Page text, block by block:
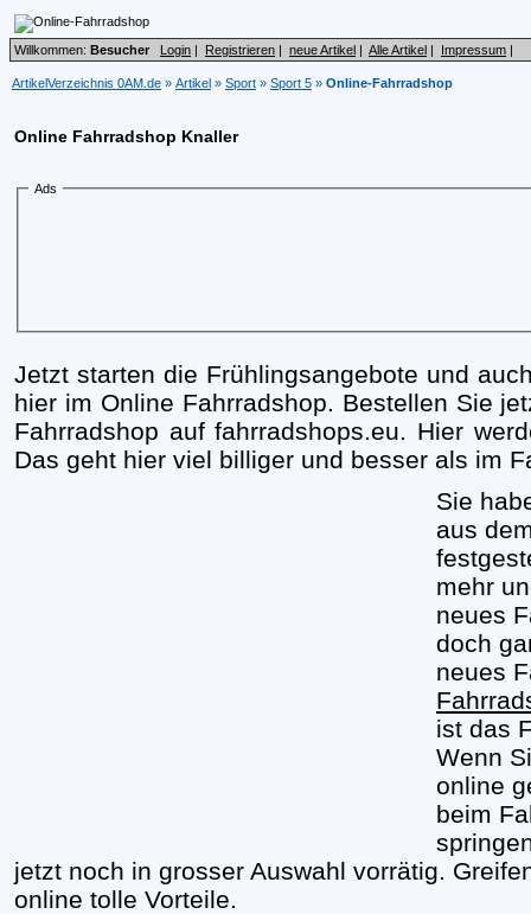
Willkommen: Besucher Login | Registrieren | neue Artikel | Alle Artikel | Impressum |
ArtikelVerzeichnis 0AM.de » Artikel » Sport » Sport 5 » Online-Fahrradshop
Online Fahrradshop Knaller
Ads
Jetzt starten die Frühlingsangebote und
hier im Online Fahrradshop. Bestellen Sie
Fahrradshop auf fahrradshops.eu. Hier
Das geht hier viel billiger und besser als im
Sie
aus
mehr
neues
doch
neues
ist das
Wenn
online
beim
jetzt noch in grosser Auswahl vorrätig.
online tolle Vorteile.